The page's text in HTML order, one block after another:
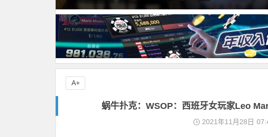
蜗牛扑克：WSOP：西班牙女玩家Leo
2021年11月28日
A+